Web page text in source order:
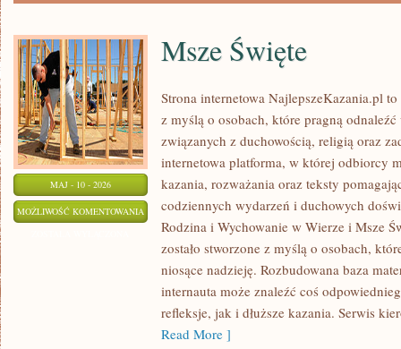
MAJ - 10 - 2026
MOŻLIWOŚĆ KOMENTOWANIA MSZE
ŚWIĘTE
Msze Święte
Strona internetowa NajlepszeKazania.pl
z myślą o osobach, które pragną
związanych z duchowością, religią oraz
internetowa platforma, w której odbiorcy
kazania, rozważania oraz teksty
codziennych wydarzeń i duchowych
Rodzina i Wychowanie w Wierze i Msze
zostało stworzone z myślą o osobach,
niosące nadzieję. Rozbudowana baza
internauta może znaleźć coś
refleksje, jak i dłuższe kazania. Serwis
Read More ]